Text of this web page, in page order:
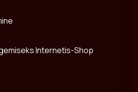
Internetis-Shop